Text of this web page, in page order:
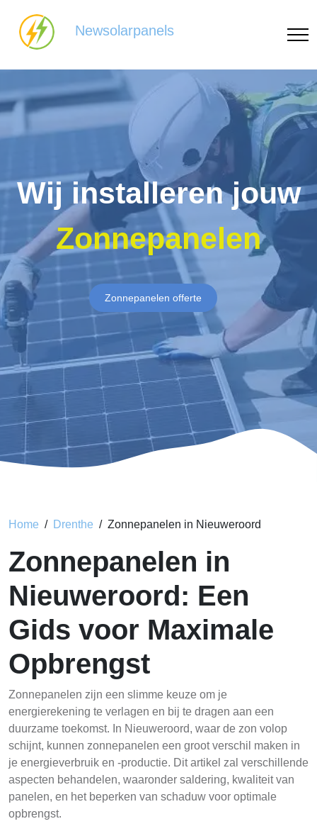
Newsolarpanels
Wij installeren jouw
Zonnepanelen
Zonnepanelen offerte
Home Drenthe Zonnepanelen in Nieuweroord
Zonnepanelen in
Nieuweroord: Een
Gids voor Maximale
Opbrengst
Zonnepanelen zijn een slimme keuze om je
energierekening te verlagen en bij te dragen aan een
duurzame toekomst. In Nieuweroord, waar de zon volop
schijnt, kunnen zonnepanelen een groot verschil maken in
je energieverbruik en -productie. Dit artikel zal verschillende
aspecten behandelen, waaronder saldering, kwaliteit van
panelen, en het beperken van schaduw voor optimale
opbrengst.